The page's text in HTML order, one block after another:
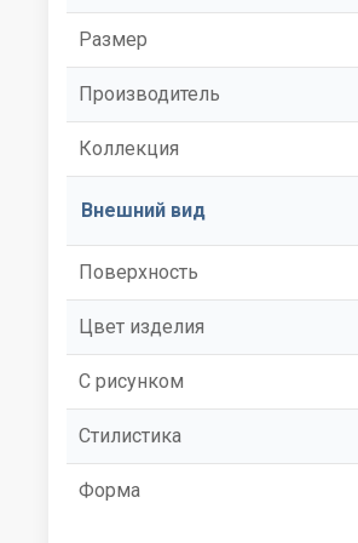
Размер
Производитель
Коллекция
Внешний вид
Поверхность
Цвет изделия
С рисунком
Стилистика
Форма